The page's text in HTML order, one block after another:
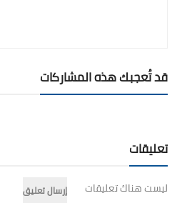
قد تُعجبك هذه المشاركات
تعليقات
ليست هناك تعليقات
إرسال تعليق